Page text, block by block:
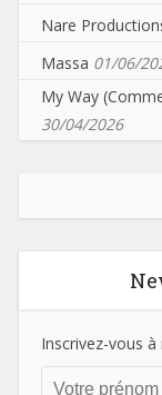
Nare
Massa 01/06/
My Way
30/04/2026
Inscrivez-vous